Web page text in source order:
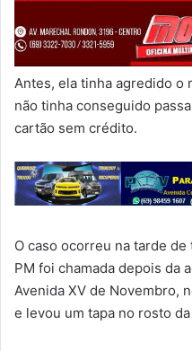
Antes, ela tinha agredido o
não tinha conseguido
cartão sem crédito.
O caso ocorreu na tarde
PM foi chamada depois da
Avenida XV de Novembro,
e levou um tapa no rosto